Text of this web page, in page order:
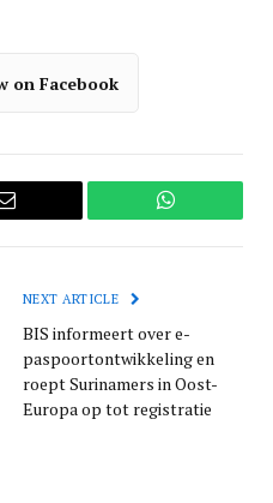
on Facebook
Email WhatsApp
NEXT ARTICLE
BIS informeert over e-
paspoortontwikkeling en
roept Surinamers in Oost-
Europa op tot registratie